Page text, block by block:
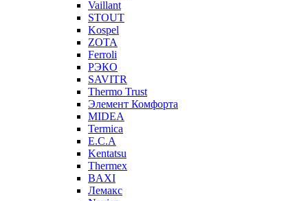
Vaillant
STOUT
Kospel
ZOTA
Ferroli
РЭКО
SAVITR
Thermo Trust
Элемент Комфорта
MIDEA
Termica
E.C.A
Kentatsu
Thermex
BAXI
Лемакс